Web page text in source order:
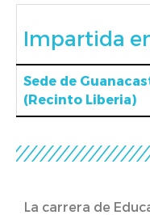
Impartida
Sede de
(Recinto Liberia)
La carrera de